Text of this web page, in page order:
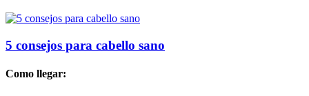
5 consejos para cabello sano
Como llegar: